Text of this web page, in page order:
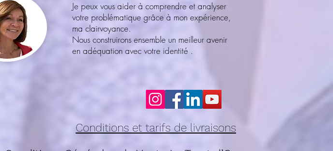
Je peux vous aider à comprendre et analyser
votre problématique grâce à mon expérience,
ma clairvoyance.
Nous construirons ensemble un meilleur avenir
en adéquation avec votre identité .
Conditions et tarifs de livraisons